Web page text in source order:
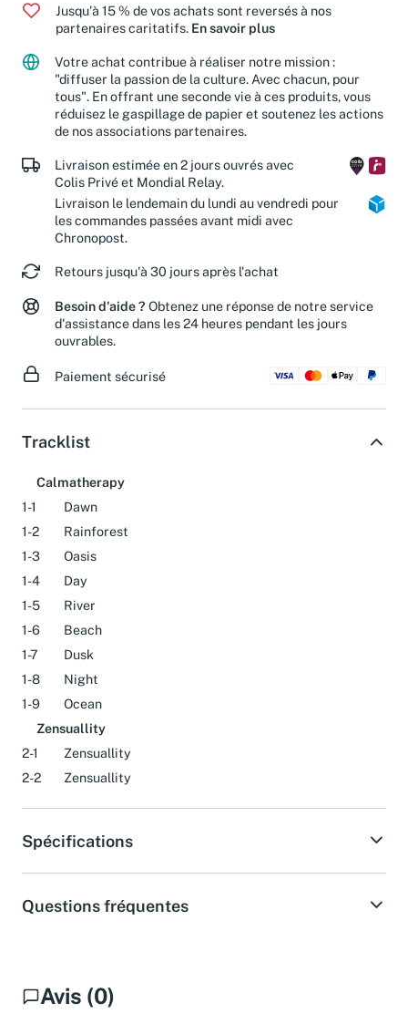
Jusqu'à 15 % de vos achats sont reversés à nos
partenaires caritatifs. En savoir plus
Votre achat contribue à réaliser notre mission :
"diffuser la passion de la culture. Avec chacun, pour
tous". En offrant une seconde vie à ces produits, vous
réduisez le gaspillage de papier et soutenez les actions
de nos associations partenaires.
Livraison estimée en 2 jours ouvrés avec
Colis Privé et Mondial Relay.
Livraison le lendemain du lundi au vendredi pour
les commandes passées avant midi avec
Chronopost.
Retours jusqu'à 30 jours après l'achat
Besoin d'aide ? Obtenez une réponse de notre service
d'assistance dans les 24 heures pendant les jours
ouvrables.
Paiement sécurisé
Tracklist
Calmatherapy
1-1
Dawn
1-2
Rainforest
1-3
Oasis
1-4
Day
1-5
River
1-6
Beach
1-7
Dusk
1-8
Night
1-9
Ocean
Zensuallity
2-1
Zensuallity
2-2
Zensuallity
Spécifications
Questions fréquentes
Avis (0)